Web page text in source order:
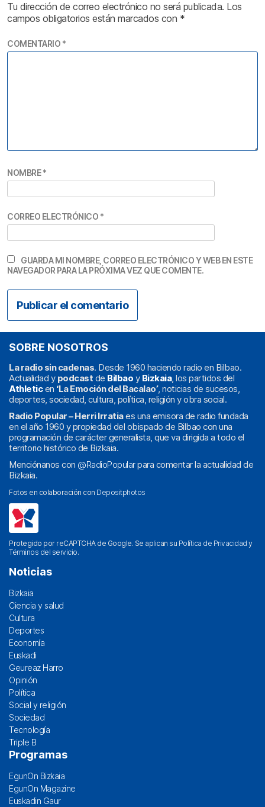
Tu dirección de correo electrónico no será publicada. Los
campos obligatorios están marcados con *
COMENTARIO *
NOMBRE*
CORREO ELECTRÓNICO *
GUARDA MI NOMBRE, CORREO ELECTRÓNICO Y WEB EN ESTE
NAVEGADOR PARA LA PRÓXIMA VEZ QUE COMENTE.
SOBRE NOSOTROS
La radio sin cadenas. Desde 1960 haciendo radio en Bilbao.
Actualidad y podcast de Bilbao y Bizkaia, los partidos del
Athleticen ‘La Emoción del Bacalao’, noticias de sucesos,
deportes, sociedad, cultura, política, religión y obra social.
Radio Popular – Herri Irratiaes una emisora de radio fundada
en el año 1960 y propiedad del obispado de Bilbao con una
programación de carácter generalista, que va dirigida a todo el
territorio histórico de Bizkaia.
Menciónanos con @RadioPopularpara comentar la actualidad de
Bizkaia.
Fotos en colaboración con Depositphotos
Protegido por reCAPTCHA de Google. Se aplican su Política de Privacidad y
Términos del servicio.
Noticias
Bizkaia
Ciencia y salud
Cultura
Deportes
Economía
Euskadi
Geureaz Harro
Opinión
Política
Social y religión
Sociedad
Tecnología
Triple B
Programas
EgunOn Bizkaia
EgunOn Magazine
Euskadin Gaur